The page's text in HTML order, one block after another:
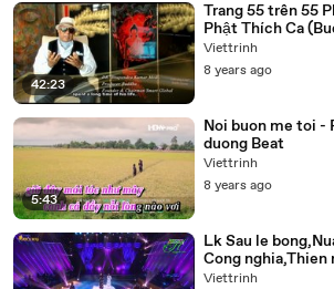
42:23
Trang 55 trên 55
Phật Thích Ca
tập trọn bộ
Viettrinh
8 years ago
5:43
Noi buon me toi -
duong Beat
Viettrinh
8 years ago
Lk Sau le
Cong nghia,Thien
Viettrinh